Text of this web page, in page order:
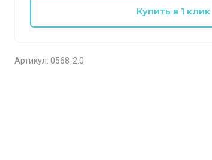
Купить в 1 клик
Артикул: 0568-2.0